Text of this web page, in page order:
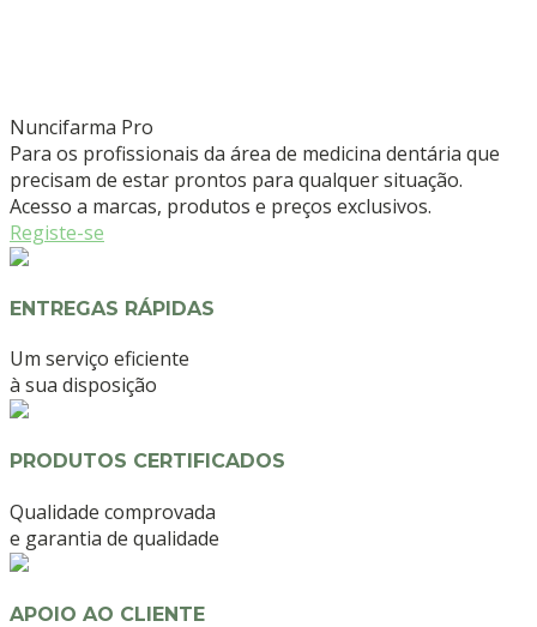
Nuncifarma Pro
Para os profissionais da área de medicina dentária que
precisam de estar prontos para qualquer situação.
Acesso a marcas, produtos e preços exclusivos.
Registe-se
ENTREGAS RÁPIDAS
Um serviço eficiente
à sua disposição
PRODUTOS CERTIFICADOS
Qualidade comprovada
e garantia de qualidade
APOIO AO CLIENTE